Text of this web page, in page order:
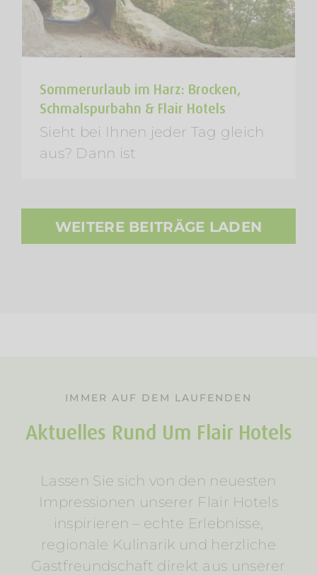
Sommerurlaub im Harz: Brocken,
Schmalspurbahn & Flair Hotels
Sieht bei Ihnen jeder Tag gleich
aus? Dann ist
WEITERE BEITRÄGE LADEN
IMMER AUF DEM LAUFENDEN
Aktuelles Rund Um Flair Hotels
Lassen Sie sich von den neuesten
Impressionen unserer Flair Hotels
inspirieren – echte Erlebnisse,
regionale Kulinarik und herzliche
Gastfreundschaft direkt aus unserer